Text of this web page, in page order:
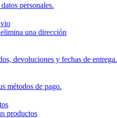
personales.
una dirección
devoluciones y fechas de entrega.
métodos de pago.
productos